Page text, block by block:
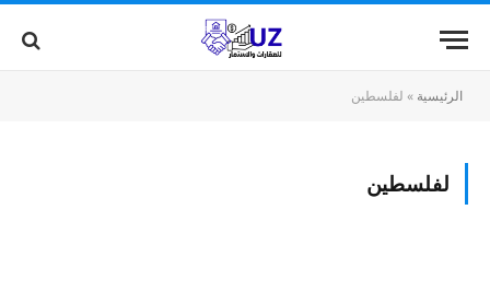
الرئيسية » لفلسطين
لفلسطين